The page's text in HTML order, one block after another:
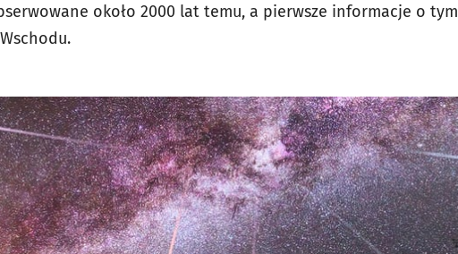
około 2000 lat temu, a pierwsze informacje o tym